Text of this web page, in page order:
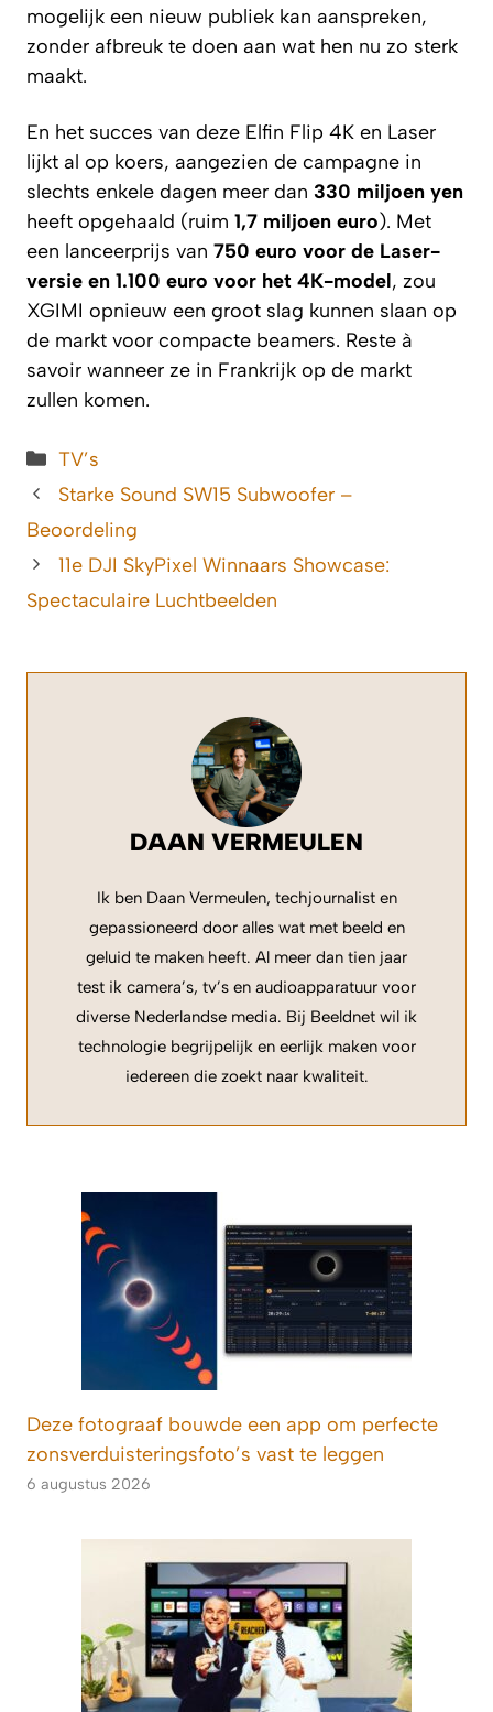
mogelijk een nieuw publiek kan aanspreken,
zonder afbreuk te doen aan wat hen nu zo sterk
maakt.
En het succes van deze Elfin Flip 4K en Laser
lijkt al op koers, aangezien de campagne in
slechts enkele dagen meer dan 330 miljoen yen
heeft opgehaald (ruim 1,7 miljoen euro). Met
een lanceerprijs van 750 euro voor de Laser-
versie en 1.100 euro voor het 4K-model, zou
XGIMI opnieuw een groot slag kunnen slaan op
de markt voor compacte beamers. Reste à
savoir wanneer ze in Frankrijk op de markt
zullen komen.
Categorieën
TV’s
Starke Sound SW15 Subwoofer –
Beoordeling
11e DJI SkyPixel Winnaars Showcase:
Spectaculaire Luchtbeelden
DAAN VERMEULEN
Ik ben Daan Vermeulen, techjournalist en
gepassioneerd door alles wat met beeld en
geluid te maken heeft. Al meer dan tien jaar
test ik camera’s, tv’s en audioapparatuur voor
diverse Nederlandse media. Bij Beeldnet wil ik
technologie begrijpelijk en eerlijk maken voor
iedereen die zoekt naar kwaliteit.
Deze fotograaf bouwde een app om perfecte
zonsverduisteringsfoto’s vast te leggen
6 augustus 2026